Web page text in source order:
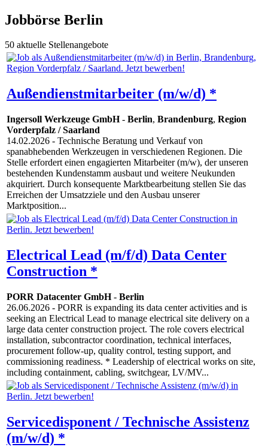
Jobbörse Berlin
50 aktuelle Stellenangebote
Außendienstmitarbeiter (m/w/d) *
Ingersoll Werkzeuge GmbH- Berlin, Brandenburg, Region
Vorderpfalz / Saarland
14.02.2026 - Technische Beratung und Verkauf von
spanabhebenden Werkzeugen in verschiedenen Regionen. Die
Stelle erfordert einen engagierten Mitarbeiter (m/w), der unseren
bestehenden Kundenstamm ausbaut und weitere Neukunden
akquiriert. Durch konsequente Marktbearbeitung stellen Sie das
Erreichen der Umsatzziele und den Ausbau unserer
Marktposition...
Electrical Lead (m/f/d) Data Center
Construction *
PORR Datacenter GmbH- Berlin
26.06.2026 - PORR is expanding its data center activities and is
seeking an Electrical Lead to manage electrical site delivery on a
large data center construction project. The role covers electrical
installation, subcontractor coordination, technical interfaces,
procurement follow-up, quality control, testing support, and
commissioning readiness. * Leadership of electrical works on site,
including containment, cabling, switchgear, LV/MV...
Servicedisponent / Technische Assistenz
(m/w/d) *